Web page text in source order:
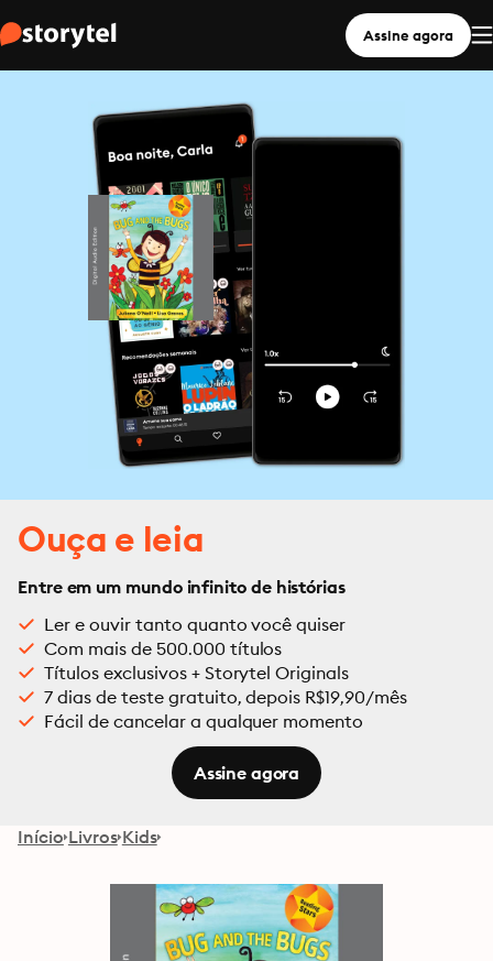
Assine agora
Ouça e leia
Entre em um mundo infinito de histórias
Ler e ouvir tanto quanto você quiser
Com mais de 500.000 títulos
Títulos exclusivos + Storytel Originals
7 dias de teste gratuito, depois R$19,90/mês
Fácil de cancelar a qualquer momento
Assine agora
Início Livros Kids